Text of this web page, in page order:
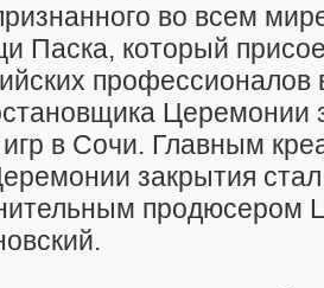
во всем
Паска, который
профессионалов
Церемонии
в Сочи. Главным
закрытия